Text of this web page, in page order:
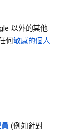
以外的其他
何敏感的個人
(例如針對